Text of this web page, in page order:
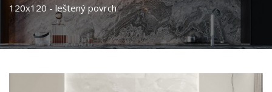
120x120 - leštený povrch